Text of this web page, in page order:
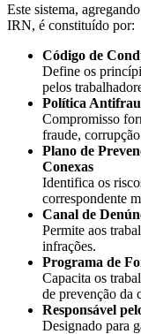
Este sistema,
IRN, é constituído por:
Código de
Define os
pelos
Política
Compromisso
fraude,
Plano de
Conexas
Identifica os
correspondente
Canal de
Permite aos
infrações.
Programa de
Capacita os
de prevenção da
Responsável
Designado para